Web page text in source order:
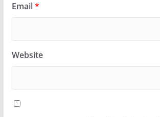
Email*
Website